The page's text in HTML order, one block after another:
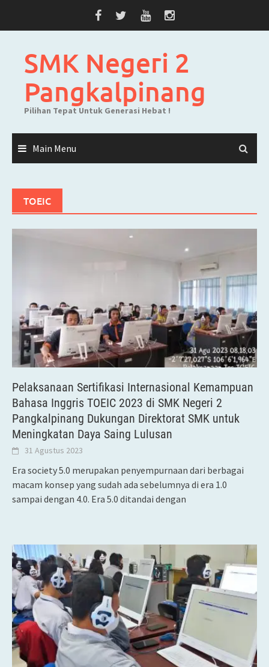
SMK Negeri 2
Pangkalpinang
Pilihan Tepat Untuk Generasi Hebat !
Main Menu
TOEIC
Pelaksanaan Sertifikasi Internasional Kemampuan
Bahasa Inggris TOEIC 2023 di SMK Negeri 2
Pangkalpinang Dukungan Direktorat SMK untuk
Meningkatan Daya Saing Lulusan
31 Agustus 2023
Era society 5.0 merupakan penyempurnaan dari berbagai
macam konsep yang sudah ada sebelumnya di era 1.0
sampai dengan 4.0. Era 5.0 ditandai dengan